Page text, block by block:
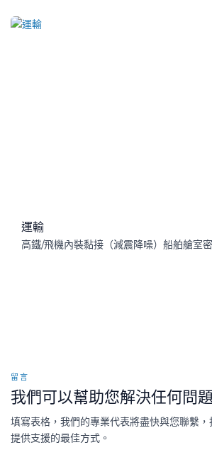
運輸
高鐵/飛機內裝黏接（減震降噪）船舶艙室密
留言
我們可以幫助您解決任何問題
填寫表格，我們的專業代表將盡快與您聯繫
提供支援的最佳方式。